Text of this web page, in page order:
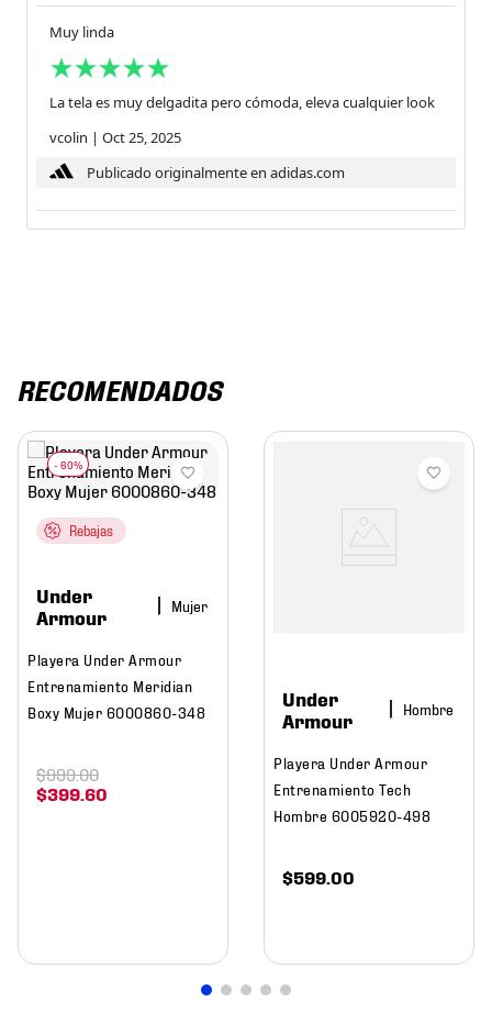
Muy linda
La tela es muy delgadita pero cómoda, eleva cualquier look
vcolin | Oct 25, 2025
Publicado originalmente en adidas.com
RECOMENDADOS
Rebajas
Under
Armour
Mujer
Playera Under Armour
Entrenamiento Meridian
Boxy Mujer 6000860-348
$399.60
$999.00
Under
Armour
Hombre
Playera Under Armour
Entrenamiento Tech
Hombre 6005920-498
$599.00